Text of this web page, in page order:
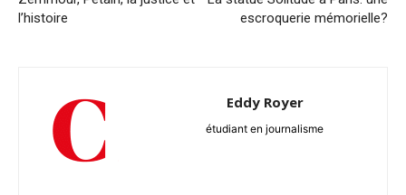
l’histoire
escroquerie mémorielle?
Eddy Royer
étudiant en journalisme